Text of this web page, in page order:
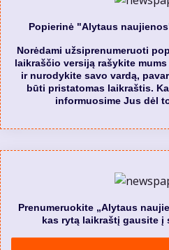
Popierinė "Alytaus
Norėdami užsiprenumeruoti
laikraščio versiją rašykite
ir nurodykite savo vardą,
būti pristatomas laikraštis.
informuosime Jus dėl
Prenumeruokite „Alytaus
kas rytą laikraštį gausite į